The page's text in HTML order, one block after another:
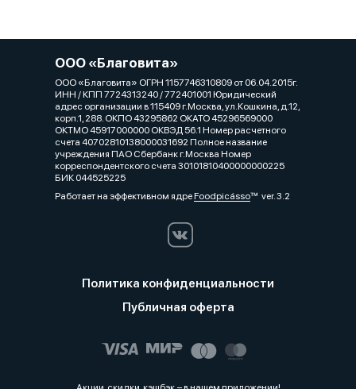
ООО «Благовита»
ООО «Благовита» ОГРН 1157746310809 от 06.04.2015г.
ИНН / КПП 7724313240 / 772401001 Юридический
адрес организации в 115409 г.Москва, ул.Кошкина, д.12,
корп.1, 288. ОКПО 43295862 ОКАТО 45296569000
ОКТМО 45917000000 ОКВЭД 56.1 Номер расчетного
счета 40702810138000031692 Полное название
учреждения ПАО Сбербанк г.Москва Номер
корреспондентского счета 30101810400000000225
БИК 044525225
Работает на эффективном ядреFoodpicássover. 3.2
Политика конфиденциальности
Публичная оферта